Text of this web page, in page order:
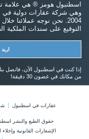
وهي شركة عقارات دولية في
2004. نحن نوجه عملائنا
التوقيع على سندات الملكية
إذا كنت في اسطنبول الآن، فاتصل
من مكانك في غضون 30 دقيقة!
عقارات في اسطنبول
حقوق الطبع والنشر اسطنبول هومز © 2014-
الإشعارات القانونية